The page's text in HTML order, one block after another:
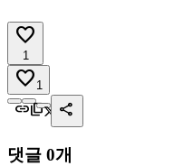
favorite
1
favorite 1
linkcontent_copy share
댓글 0개